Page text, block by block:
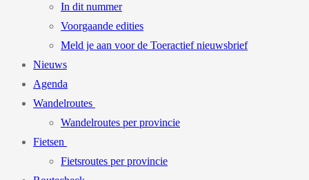
In dit nummer
Voorgaande edities
Meld je aan voor de Toeractief nieuwsbrief
Nieuws
Agenda
Wandelroutes
Wandelroutes per provincie
Fietsen
Fietsroutes per provincie